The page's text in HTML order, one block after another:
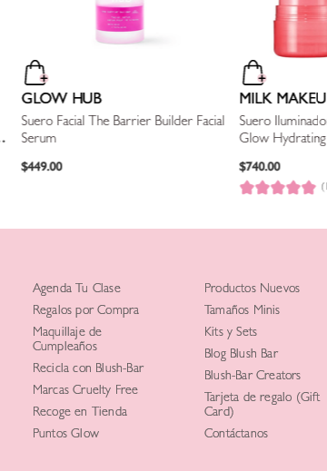
GLOW HUB
Suero Facial The Barrier Builder Facial
Serum
$449.00
MILK
Suero
Glow
$740.00
Agenda Tu Clase
Regalos por Compra
Maquillaje de
Cumpleaños
Recicla con Blush-Bar
Marcas Cruelty Free
Recoge en Tienda
Puntos Glow
Productos Nuevos
Tamaños Minis
Kits y Sets
Blog Blush Bar
Blush-Bar Creators
Tarjeta de regalo (Gift
Card)
Contáctanos